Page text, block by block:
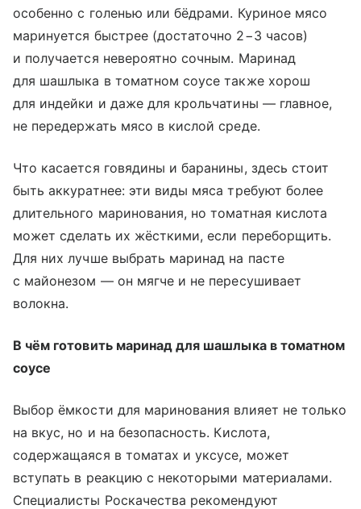
особенно с голенью или бёдрами. Куриное мясо
маринуется быстрее (достаточно 2−3 часов)
и получается невероятно сочным. Маринад
для шашлыка в томатном соусе также хорош
для индейки и даже для крольчатины — главное,
не передержать мясо в кислой среде.
Что касается говядины и баранины, здесь стоит
быть аккуратнее: эти виды мяса требуют более
длительного маринования, но томатная кислота
может сделать их жёсткими, если переборщить.
Для них лучше выбрать маринад на пасте
с майонезом — он мягче и не пересушивает
волокна.
В чём готовить маринад для шашлыка в томатном
соусе
Выбор ёмкости для маринования влияет не только
на вкус, но и на безопасность. Кислота,
содержащаяся в томатах и уксусе, может
вступать в реакцию с некоторыми материалами.
Специалисты Роскачества рекомендуют